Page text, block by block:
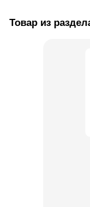
Товар из